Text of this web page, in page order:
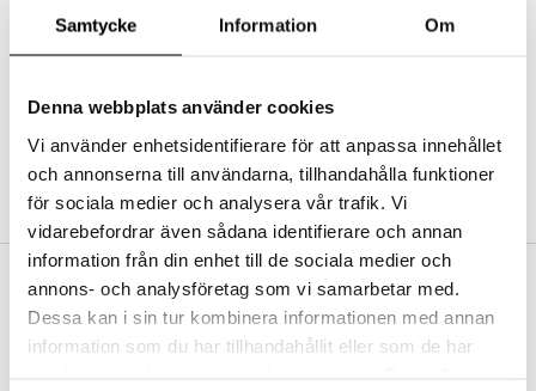
Samtycke Information Om
Denna webbplats använder cookies
Vi använder enhetsidentifierare för att anpassa innehållet
och annonserna till användarna, tillhandahålla funktioner
för sociala medier och analysera vår trafik. Vi
vidarebefordrar även sådana identifierare och annan
information från din enhet till de sociala medier och
annons- och analysföretag som vi samarbetar med.
Dessa kan i sin tur kombinera informationen med annan
information som du har tillhandahållit eller som de har
Abonnemang
Bevaka produkter
Recensera produkter
SKAPA KUND
VAD KOSTAR FRAKTEN?
Vi erbjuder fri frakt från 350 kr. Vår gräns för fraktfri leverans bestäms
utifån vilken avdelning du handlar från. Läs mer här »